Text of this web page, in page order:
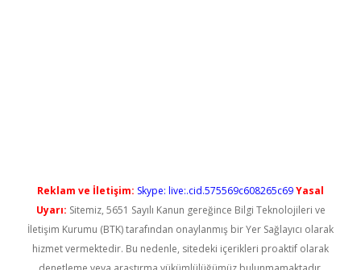
Reklam ve İletişim: Skype: live:.cid.575569c608265c69Yasal
Uyarı: Sitemiz, 5651 Sayılı Kanun gereğince Bilgi Teknolojileri ve
İletişim Kurumu (BTK) tarafından onaylanmış bir Yer Sağlayıcı olarak
hizmet vermektedir. Bu nedenle, sitedeki içerikleri proaktif olarak